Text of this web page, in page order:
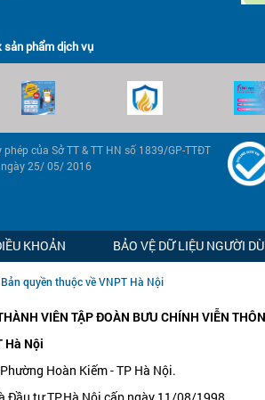
sản phẩm dịch vụ
phép của Sở TT & TT HN số 1839/GP-TTĐT
25/ 05/ 2016
KHOẢN BẢO VỆ DỮ LIỆU NGƯỜI
quyền thuộc về VNPT Hà Nội
VIÊN TẬP ĐOÀN BƯU CHÍNH VIỄN
Hà Nội
Hoàn Kiếm - TP Hà Nội.
Đầu tư TP.Hà Nội cấp ngày 11/08/1998